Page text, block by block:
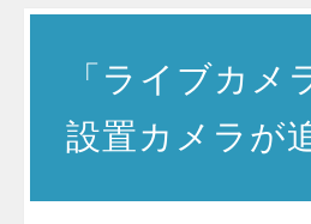
「ライブカ
設置カメラが